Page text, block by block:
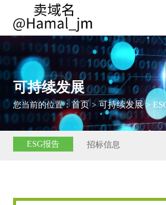
可持续发展
您当前的位置：首页>可持续发展>
ESG报告 招标信息